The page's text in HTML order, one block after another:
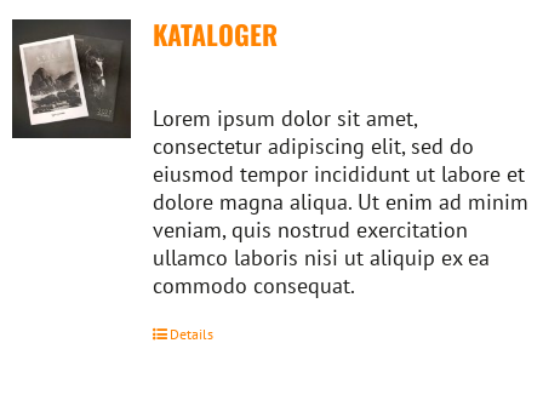
KATALOGER
Lorem ipsum dolor sit amet,
consectetur adipiscing elit, sed do
eiusmod tempor incididunt ut labore et
dolore magna aliqua. Ut enim ad minim
veniam, quis nostrud exercitation
ullamco laboris nisi ut aliquip ex ea
commodo consequat.
Details